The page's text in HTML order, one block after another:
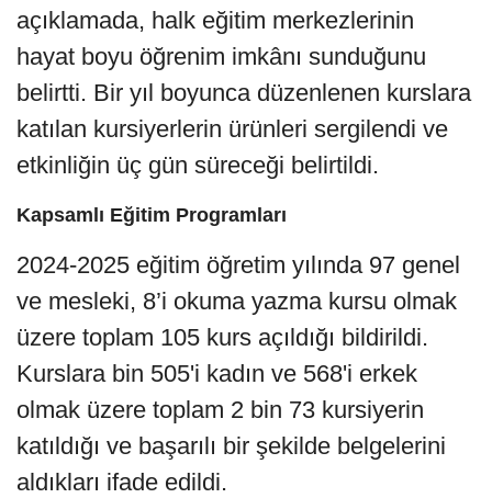
açıklamada, halk eğitim merkezlerinin
hayat boyu öğrenim imkânı sunduğunu
belirtti. Bir yıl boyunca düzenlenen kurslara
katılan kursiyerlerin ürünleri sergilendi ve
etkinliğin üç gün süreceği belirtildi.
Kapsamlı Eğitim Programları
2024-2025 eğitim öğretim yılında 97 genel
ve mesleki, 8’i okuma yazma kursu olmak
üzere toplam 105 kurs açıldığı bildirildi.
Kurslara bin 505'i kadın ve 568'i erkek
olmak üzere toplam 2 bin 73 kursiyerin
katıldığı ve başarılı bir şekilde belgelerini
aldıkları ifade edildi.